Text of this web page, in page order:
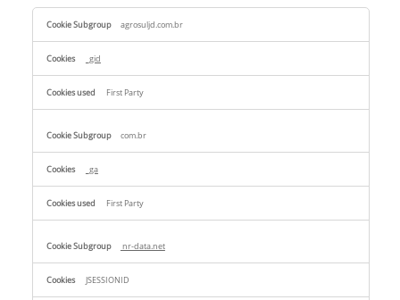
Performance
Cookies
agrosuljd.com.br
_gid
First Party
com.br
_ga
First Party
nr-data.net
JSESSIONID